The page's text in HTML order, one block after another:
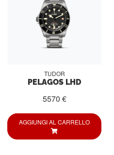
TUDOR
PELAGOS LHD
5570 €
AGGIUNGI AL CARRELLO